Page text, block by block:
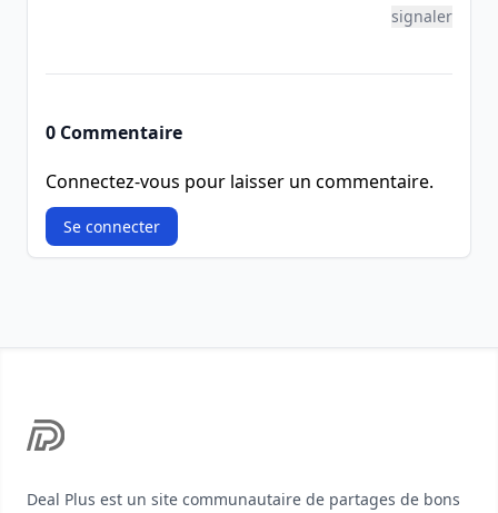
signaler
0 Commentaire
Connectez-vous pour laisser un commentaire.
Se connecter
Deal Plus est un site communautaire de partages de bons